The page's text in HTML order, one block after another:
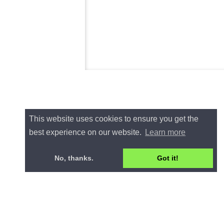
This website uses cookies to ensure you get the
best experience on our website.
Learn more
No, thanks. Got it!